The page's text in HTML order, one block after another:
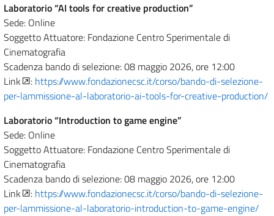
Laboratorio “AI tools for creative production”
Sede: Online
Soggetto Attuatore: Fondazione Centro Sperimentale di
Cinematografia
Scadenza bando di selezione: 08 maggio 2026, ore 12:00
Link
: https://www.fondazionecsc.it/corso/bando-di-selezione-
per-lammissione-al-laboratorio-ai-tools-for-creative-production/
Laboratorio “Introduction to game engine”
Sede: Online
Soggetto Attuatore: Fondazione Centro Sperimentale di
Cinematografia
Scadenza bando di selezione: 08 maggio 2026, ore 12:00
Link
: https://www.fondazionecsc.it/corso/bando-di-selezione-
per-lammissione-al-laboratorio-introduction-to-game-engine/